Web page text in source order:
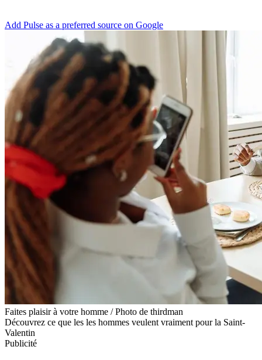
Add Pulse as a preferred source on Google
Faites plaisir à votre homme / Photo de thirdman
Découvrez ce que les les hommes veulent vraiment pour la Saint-
Valentin
Publicité